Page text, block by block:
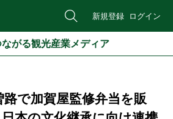
新規登録 ログイン
がる観光産業メディア
で加賀屋監修弁当を販